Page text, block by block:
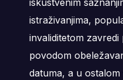
iskustvenim
istraživanjima,
invaliditetom zavredi
povodom
datuma, a u